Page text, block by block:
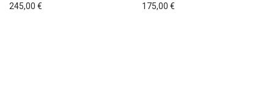
245,00 € 175,00 €